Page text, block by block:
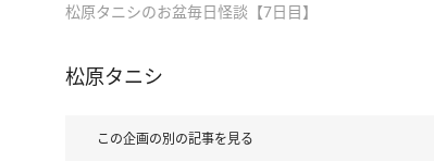
松原タニシのお盆毎日怪談【7日目】
松原タニシ
この企画の別の記事を見る